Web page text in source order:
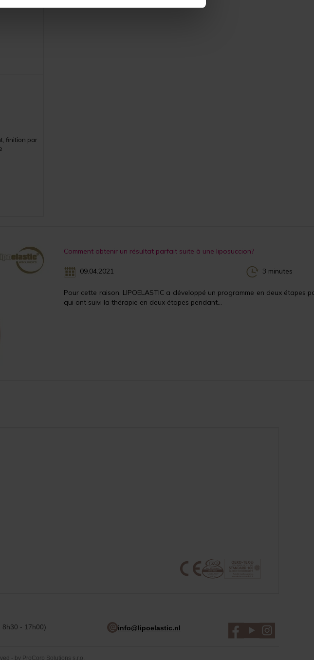
finition par
Comment obtenir un résultat parfait suite à une liposuccion?
09.04.2021 3 minutes
Pour cette raison, LIPOELASTIC a développé un programme en deux étapes
qui ont suivi la thérapie en deux étapes pendant...
8h30 - 17h00) info@lipoelastic.nl
- by ProCorp Solutions s.r.o.